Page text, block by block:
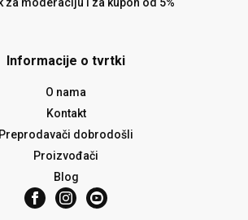
Informacije o tvrtki
O nama
Kontakt
Preprodavači dobrodošli
Proizvođači
Blog